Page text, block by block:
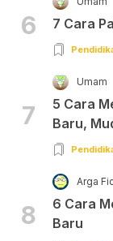
6 7 Cara
7
Umam
5 Cara
Baru,
8
Arga
6 Cara
Baru